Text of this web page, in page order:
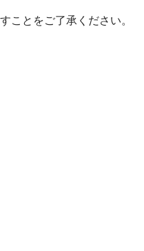
ことをご了承ください。